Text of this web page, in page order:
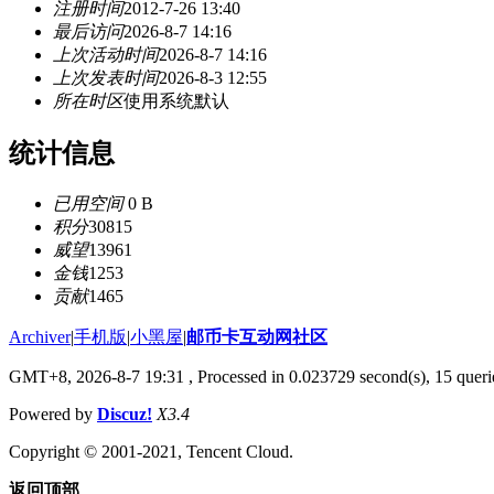
注册时间2012-7-26 13:40
最后访问2026-8-7 14:16
上次活动时间2026-8-7 14:16
上次发表时间2026-8-3 12:55
所在时区使用系统默认
统计信息
已用空间0 B
积分30815
威望13961
金钱1253
贡献1465
Archiver|手机版|小黑屋|邮币卡互动网社区
GMT+8, 2026-8-7 19:31 , Processed in 0.023729 second(s), 15
Powered by Discuz! X3.4
Copyright © 2001-2021, Tencent Cloud.
返回顶部